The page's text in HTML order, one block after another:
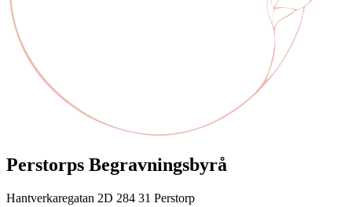
Perstorps Begravningsbyrå
Hantverkaregatan 2D 284 31 Perstorp